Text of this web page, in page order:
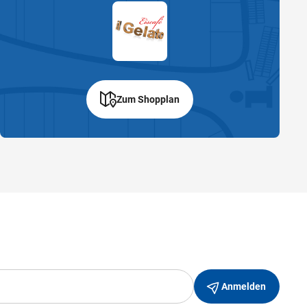
Zum Shopplan